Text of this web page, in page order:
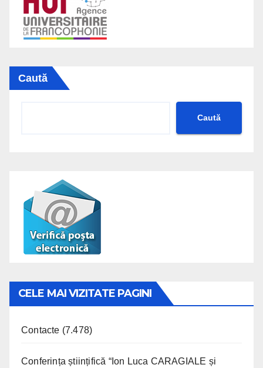
Caută
Caută
CELE MAI VIZITATE PAGINI
Contacte (7.478)
Conferința științifică “Ion Luca CARAGIALE și